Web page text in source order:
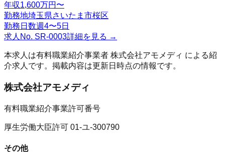
年収1,600万円〜
勤務地埼玉県さいたま市桜区
勤務日数週4〜5日
求人No. SR-0003詳細を見る →
本求人は有料職業紹介事業者 株式会社アモメディ による紹
介求人です。掲載内容は更新日時点の情報です。
株式会社アモメディ
有料職業紹介事業許可番号
厚生労働大臣許可 01-ユ-300790
その他